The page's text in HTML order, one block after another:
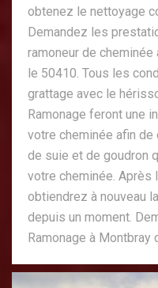
obtenez le nettoyage
Demandez les
ramoneur de cheminée
le 50410. Tous les
grattage avec le
Ramonage feront une
votre cheminée afin
de suie et de goudron
votre cheminée. Après
obtiendrez à nouveau
depuis un moment.
Ramonage à Montbray